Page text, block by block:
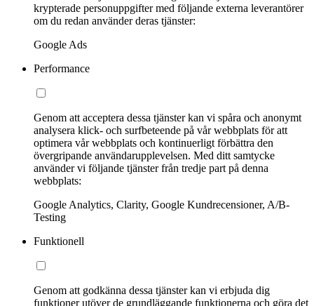
krypterade personuppgifter med följande externa leverantörer
om du redan använder deras tjänster:
Google Ads
Performance
Genom att acceptera dessa tjänster kan vi spåra och anonymt
analysera klick- och surfbeteende på vår webbplats för att
optimera vår webbplats och kontinuerligt förbättra den
övergripande användarupplevelsen. Med ditt samtycke
använder vi följande tjänster från tredje part på denna
webbplats:
Google Analytics, Clarity, Google Kundrecensioner, A/B-
Testing
Funktionell
Genom att godkänna dessa tjänster kan vi erbjuda dig
funktioner utöver de grundläggande funktionerna och göra det